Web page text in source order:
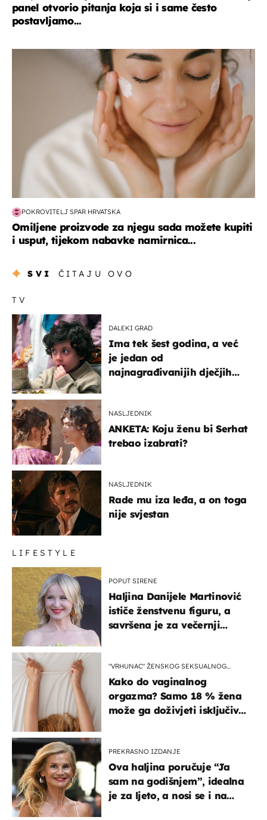
panel otvorio pitanja koja si i same često
postavljamo...
moda & ljepota
POKROVITELJ SPAR HRVATSKA
Omiljene proizvode za njegu sada možete kupiti
i usput, tijekom nabavke namirnica...
SVI ČITAJU OVO
TV
DALEKI GRAD
Ima tek šest godina, a već
je jedan od
najnagrađivanijih dječjih
NASLJEDNIK
ANKETA: Koju ženu bi Serhat
trebao izabrati?
NASLJEDNIK
Rade mu iza leđa, a on toga
nije svjestan
LIFESTYLE
POPUT SIRENE
Haljina Danijele Martinović
ističe ženstvenu figuru, a
savršena je za večernji
"VRHUNAC" ŽENSKOG SEKSUALNOG
Kako do vaginalnog
orgazma? Samo 18 % žena
može ga doživjeti isključivo
PREKRASNO IZDANJE
Ova haljina poručuje “Ja
sam na godišnjem”, idealna
je za ljeto, a nosi se i na